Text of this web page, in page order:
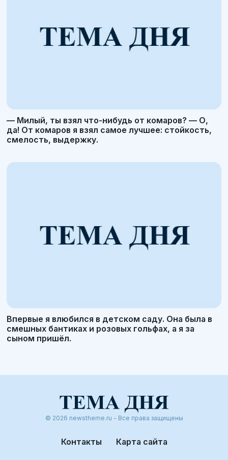
— Милый, ты взял что-нибудь от комаров? — О,
да! От комаров я взял самое лучшее: стойкость,
смелость, выдержку.
Впервые я влюбился в детском саду. Она была в
смешных бантиках и розовых гольфах, а я за
сыном пришёл.
© 2026 newstheme.ru - Все права защищены
Контакты Карта сайта